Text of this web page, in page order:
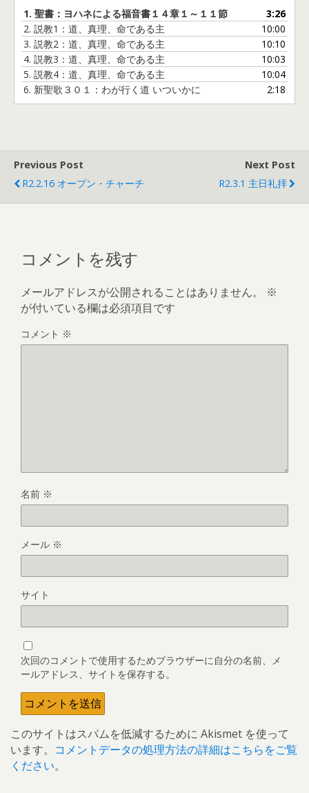
プ
レ
ー
ヤ
ー
1. 聖書：ヨハネによる福音書１４章１～１１節
3:26
2. 説教1：道、真理、命である主
10:00
3. 説教2：道、真理、命である主
10:10
4. 説教3：道、真理、命である主
10:03
5. 説教4：道、真理、命である主
10:04
6. 新聖歌３０１：わが行く道 いついかに 2:18
Previous Post
R2.2.16 オープン・チャーチ
Next Post
R2.3.1 主日礼拝
コメントを残す
メールアドレスが公開されることはありません。
※
が付いている欄は必須項目です
コメント ※
名前 ※
メール ※
サイト
次回のコメントで使用するためブラウザーに自分の名前、メ
ールアドレス、サイトを保存する。
このサイトはスパムを低減するために Akismet を使って
います。 コメントデータの処理方法の詳細はこちらをご覧
ください。